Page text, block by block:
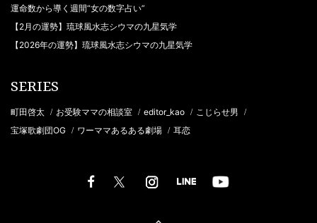
運命数から導く週間“女の数字占い”
【2月の運勢】琉球風水志シウマの九星気学
【2026年の運勢】琉球風水志シウマの九星気学
SERIES
町田啓太 / お受験ママの相談室 / editor_kao / こじらせ男 /
宝塚歌劇団OG / ワーママあるある劇場 / 耳恋